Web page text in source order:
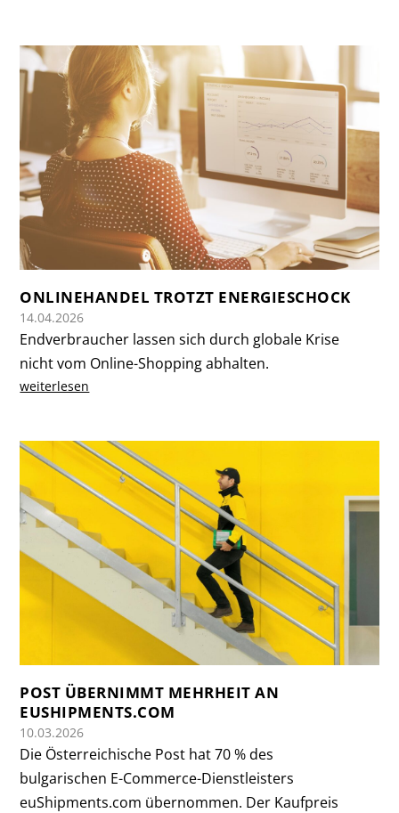
ONLINEHANDEL TROTZT ENERGIESCHOCK
14.04.2026
Endverbraucher lassen sich durch globale Krise
nicht vom Online-Shopping abhalten.
weiterlesen
POST ÜBERNIMMT MEHRHEIT AN
EUSHIPMENTS.COM
10.03.2026
Die Österreichische Post hat 70 % des
bulgarischen E-Commerce-Dienstleisters
euShipments.com übernommen. Der Kaufpreis